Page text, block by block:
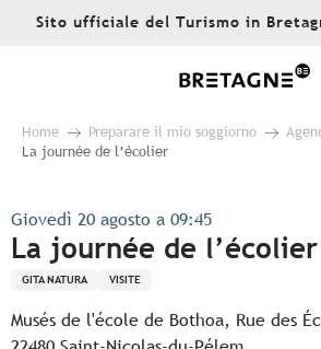
AllerSito ufficiale del Turismo in
Home Preparare il mio soggiorno
La journée de l’écolier
Giovedì 20 agosto a 09:45
La journée de l’écolier
GITA NATURA VISITE
Musés de l'école de Bothoa, Rue des